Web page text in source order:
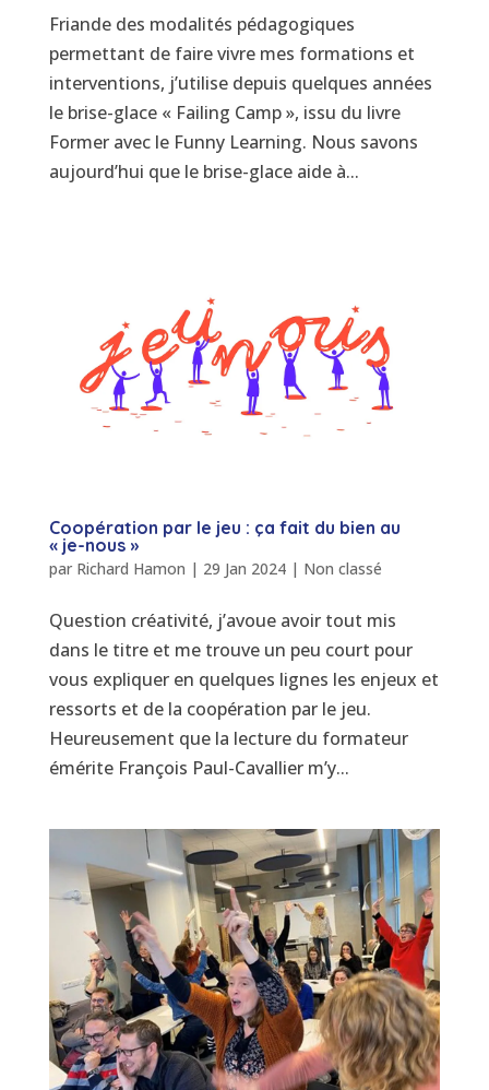
Friande des modalités pédagogiques
permettant de faire vivre mes formations et
interventions, j’utilise depuis quelques années
le brise-glace « Failing Camp », issu du livre
Former avec le Funny Learning. Nous savons
aujourd’hui que le brise-glace aide à...
Coopération par le jeu : ça fait du bien au
« je-nous »
par Richard Hamon | 29 Jan 2024| Non classé
Question créativité, j’avoue avoir tout mis
dans le titre et me trouve un peu court pour
vous expliquer en quelques lignes les enjeux et
ressorts et de la coopération par le jeu.
Heureusement que la lecture du formateur
émérite François Paul-Cavallier m’y...